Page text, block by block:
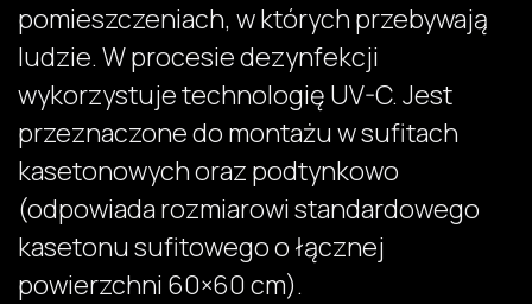
pomieszczeniach, w których przebywają
ludzie. W procesie dezynfekcji
wykorzystuje technologię UV-C. Jest
przeznaczone do montażu w sufitach
kasetonowych oraz podtynkowo
(odpowiada rozmiarowi standardowego
kasetonu sufitowego o łącznej
powierzchni 60×60 cm).